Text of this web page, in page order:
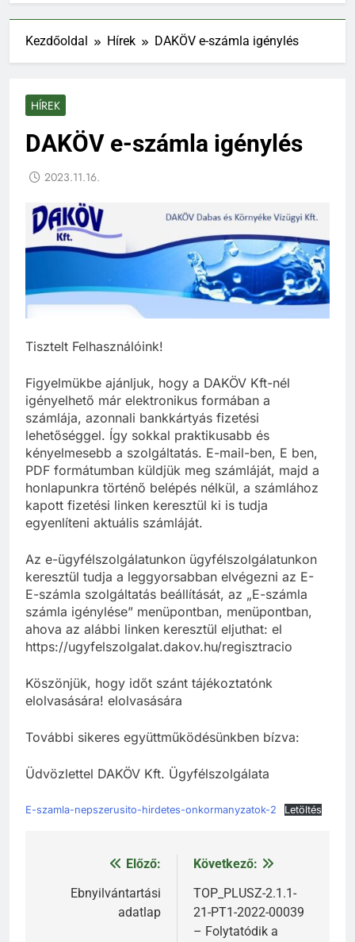
Kezdőoldal Hírek DAKÖV e-számla igénylés
HÍREK
DAKÖV e-számla igénylés
2023.11.16.
Tisztelt Felhasználóink!
Figyelmükbe ajánljuk, hogy a DAKÖV Kft-nél
igényelhető már elektronikus formában a
számlája, azonnali bankkártyás fizetési
lehetőséggel. Így sokkal praktikusabb és
kényelmesebb a szolgáltatás. E-mail-ben, E ben,
PDF formátumban küldjük meg számláját, majd a
honlapunkra történő belépés nélkül, a számlához
kapott fizetési linken keresztül ki is tudja
egyenlíteni aktuális számláját.
Az e-ügyfélszolgálatunkon ügyfélszolgálatunkon
keresztül tudja a leggyorsabban elvégezni az E-
E-számla szolgáltatás beállítását, az „E-számla
számla igénylése” menüpontban, menüpontban,
ahova az alábbi linken keresztül eljuthat: el
https://ugyfelszolgalat.dakov.hu/regisztracio
Köszönjük, hogy időt szánt tájékoztatónk
elolvasására! elolvasására
További sikeres együttműködésünkben bízva:
Üdvözlettel DAKÖV Kft. Ügyfélszolgálata
E-szamla-nepszerusito-hirdetes-onkormanyzatok-2 Letöltés
Bejegyzés
navigáció
Előző:
Ebnyilvántartási
adatlap
Következő:
TOP_PLUSZ-2.1.1-
21-PT1-2022-00039
– Folytatódik a